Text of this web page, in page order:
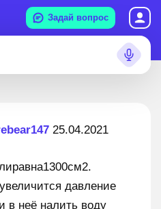
Задай вопрос
25.04.2021
давление
в неё налить воду